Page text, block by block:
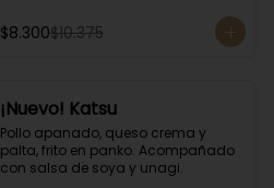
$8.300$10.375
¡Nuevo! Katsu
Pollo apanado, queso crema y
palta, frito en panko. Acompañado
con salsa de soya y unagi.